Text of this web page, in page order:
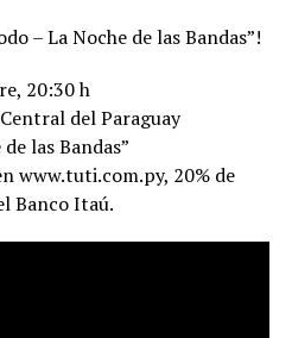
– La Noche de las Bandas”!
20:30 h
del Paraguay
las Bandas”
www.tuti.com.py, 20% de
Banco Itaú.